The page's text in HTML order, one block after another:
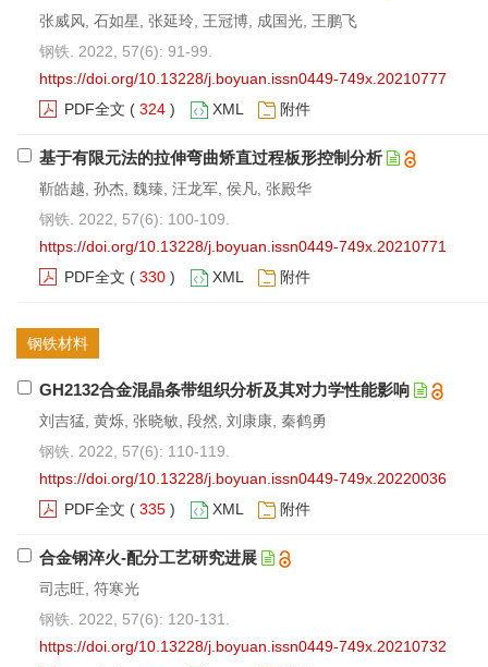
张威风, 石如星, 张延玲, 王冠博, 成国光, 王鹏飞
钢铁. 2022, 57(6): 91-99.
https://doi.org/10.13228/j.boyuan.issn0449-749x.20210777
PDF全文 ( 324 ) XML 附件
基于有限元法的拉伸弯曲矫直过程板形控制分析
靳皓越, 孙杰, 魏臻, 汪龙军, 侯凡, 张殿华
钢铁. 2022, 57(6): 100-109.
https://doi.org/10.13228/j.boyuan.issn0449-749x.20210771
PDF全文 ( 330 ) XML 附件
钢铁材料
GH2132合金混晶条带组织分析及其对力学性能影响
刘吉猛, 黄烁, 张晓敏, 段然, 刘康康, 秦鹤勇
钢铁. 2022, 57(6): 110-119.
https://doi.org/10.13228/j.boyuan.issn0449-749x.20220036
PDF全文 ( 335 ) XML 附件
合金钢淬火-配分工艺研究进展
司志旺, 符寒光
钢铁. 2022, 57(6): 120-131.
https://doi.org/10.13228/j.boyuan.issn0449-749x.20210732